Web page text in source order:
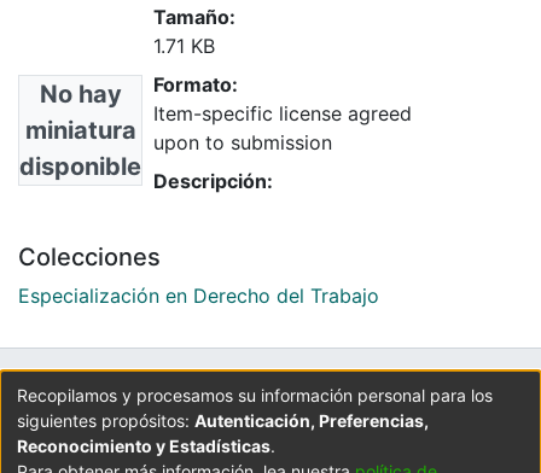
No hay
miniatura
disponible
Tamaño:
1.71 KB
Formato:
Item-specific license agreed
upon to submission
Descripción:
Colecciones
Especialización en Derecho del Trabajo
UNIVERSIDAD LA GRAN COLOMBIA
Cra 6 No. 12B - 40. PBX: 3276999
Universidad La Gran Colombia - Bogotá D.C.
Recopilamos y procesamos su información personal para los
siguientes propósitos: Autenticación, Preferencias,
Reconocimiento y Estadísticas.